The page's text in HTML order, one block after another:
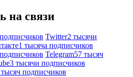
на связи
Twitter2 тысячи
1 тысяча подписчиков
Telegram57 тысяч
3 тысячи подписчиков
подписчиков